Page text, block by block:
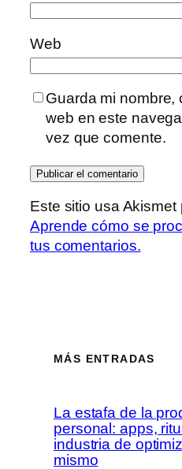
Web
Guarda mi nombre,
web en este
vez que comente.
Este sitio usa
Aprende cómo se
tus comentarios.
MÁS ENTRADAS
La estafa de la
personal: apps,
industria de
mismo